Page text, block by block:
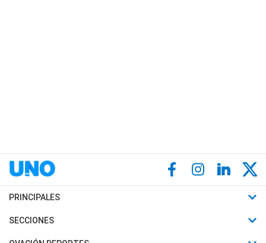
PRINCIPALES
Últimas Noticias
Política
SECCIONES